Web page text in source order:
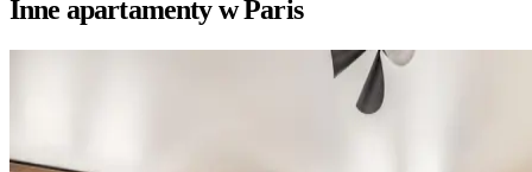
Inne apartamenty w Paris